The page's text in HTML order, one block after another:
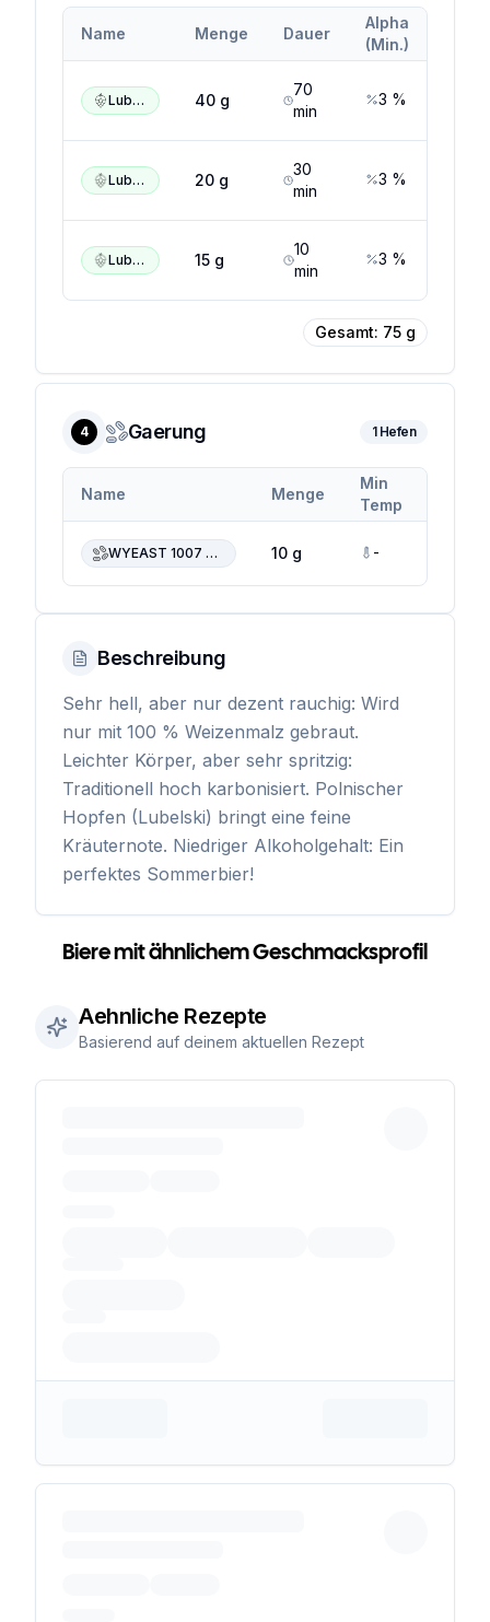
Name Menge Dauer
Alpha
(Min.)
Lubelski 40 g
70
min
3 %
Lubelski 20 g
30
min
3 %
Lubelski 15 g
10
min
3 %
Gesamt: 75 g
4 Gaerung 1Hefen
Name Menge
Min
Temp
WYEAST 1007 German Ale 10 g -
Beschreibung
Sehr hell, aber nur dezent rauchig: Wird
nur mit 100 % Weizenmalz gebraut.
Leichter Körper, aber sehr spritzig:
Traditionell hoch karbonisiert. Polnischer
Hopfen (Lubelski) bringt eine feine
Kräuternote. Niedriger Alkoholgehalt: Ein
perfektes Sommerbier!
Biere mit ähnlichem Geschmacksprofil
Aehnliche Rezepte
Basierend auf deinem aktuellen Rezept